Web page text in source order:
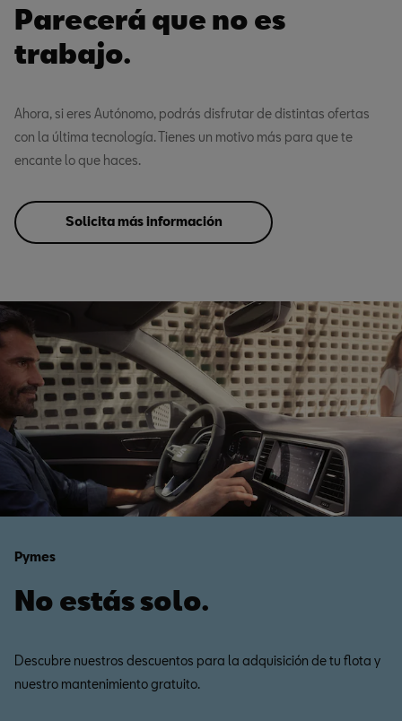
Parecerá que no es
trabajo.
Ahora, si eres Autónomo, podrás disfrutar de distintas ofertas
con la última tecnología. Tienes un motivo más para que te
encante lo que haces.
Solicita más información
Pymes
No estás solo.
Descubre nuestros descuentos para la adquisición de tu flota y
nuestro mantenimiento gratuito.